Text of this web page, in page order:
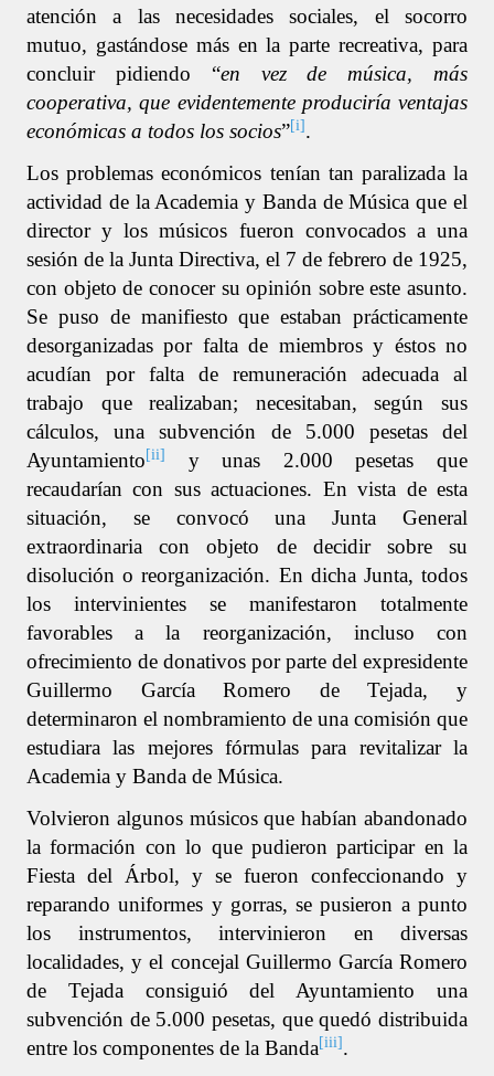
atención a las necesidades sociales, el socorro
mutuo, gastándose más en la parte recreativa, para
concluir pidiendo “en vez de música, más
cooperativa, que evidentemente produciría ventajas
económicas a todos los socios”[i].
Los problemas económicos tenían tan paralizada la
actividad de la Academia y Banda de Música que el
director y los músicos fueron convocados a una
sesión de la Junta Directiva, el 7 de febrero de 1925,
con objeto de conocer su opinión sobre este asunto.
Se puso de manifiesto que estaban prácticamente
desorganizadas por falta de miembros y éstos no
acudían por falta de remuneración adecuada al
trabajo que realizaban; necesitaban, según sus
cálculos, una subvención de 5.000 pesetas del
Ayuntamiento[ii]
y unas 2.000 pesetas que
recaudarían con sus actuaciones. En vista de esta
situación, se convocó una Junta General
extraordinaria con objeto de decidir sobre su
disolución o reorganización. En dicha Junta, todos
los intervinientes se manifestaron totalmente
favorables a la reorganización, incluso con
ofrecimiento de donativos por parte del expresidente
Guillermo García Romero de Tejada, y
determinaron el nombramiento de una comisión que
estudiara las mejores fórmulas para revitalizar la
Academia y Banda de Música.
Volvieron algunos músicos que habían abandonado
la formación con lo que pudieron participar en la
Fiesta del Árbol, y se fueron confeccionando y
reparando uniformes y gorras, se pusieron a punto
los instrumentos, intervinieron en diversas
localidades, y el concejal Guillermo García Romero
de Tejada consiguió del Ayuntamiento una
subvención de 5.000 pesetas, que quedó distribuida
entre los componentes de la Banda[iii].